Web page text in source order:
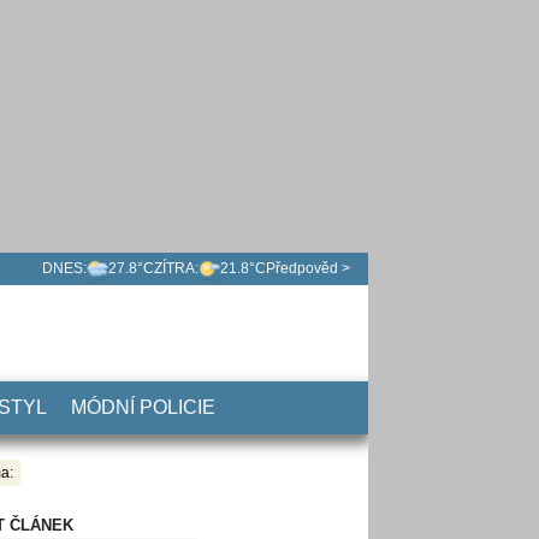
DNES: 27.8°CZÍTRA: 21.8°C Předpověd >
MÓDNÍ POLICIE
ČLÁNEK